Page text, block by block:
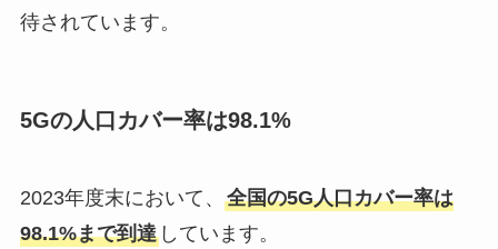
待されています。
5Gの人口カバー率は98.1%
2023年度末において、 全国の5G人口カバー率は
98.1%まで到達しています。